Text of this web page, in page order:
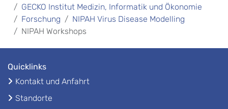
GECKO Institut Medizin, Informatik und Ökonomie
Forschung
NIPAH Virus Disease Modelling
NIPAH Workshops
Quicklinks
Kontakt und Anfahrt
Standorte